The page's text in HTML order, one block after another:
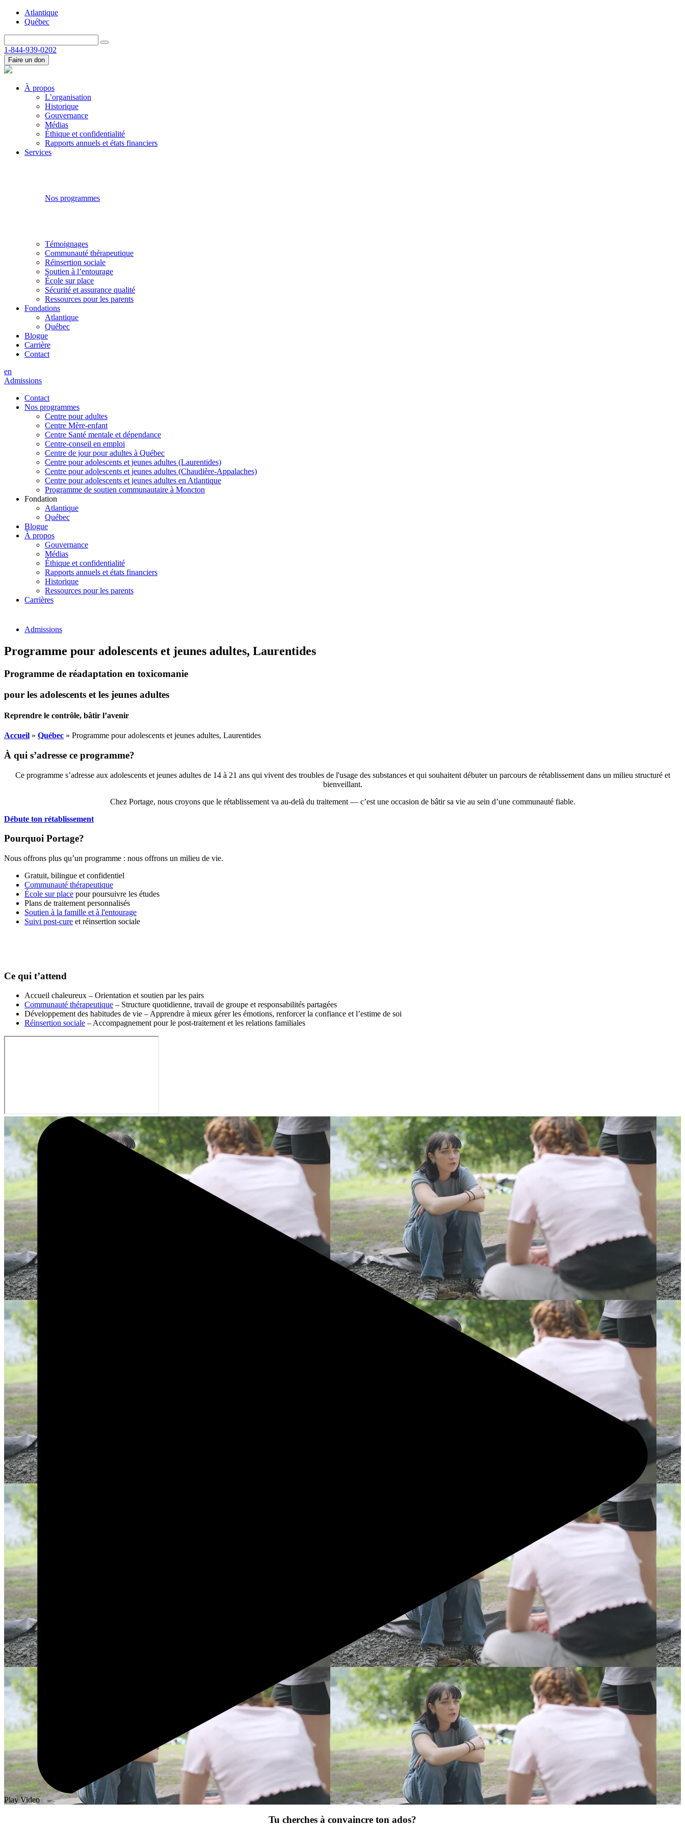
Atlantique
Québec
1-844-939-0202
Faire un don
À propos
L’organisation
Historique
Gouvernance
Médias
Éthique et confidentialité
Rapports annuels et états financiers
Services
Nos programmes
Témoignages
Communauté thérapeutique
Réinsertion sociale
Soutien à l’entourage
École sur place
Sécurité et assurance qualité
Ressources pour les parents
Fondations
Atlantique
Québec
Blogue
Carrière
Contact
en
Admissions
Contact
Nos programmes
Centre pour adultes
Centre Mère-enfant
Centre Santé mentale et dépendance
Centre-conseil en emploi
Centre de jour pour adultes à Québec
Centre pour adolescents et jeunes adultes (Laurentides)
Centre pour adolescents et jeunes adultes (Chaudière-Appalaches)
Centre pour adolescents et jeunes adultes en Atlantique
Programme de soutien communautaire à Moncton
Fondation
Atlantique
Québec
Blogue
À propos
Gouvernance
Médias
Éthique et confidentialité
Rapports annuels et états financiers
Historique
Ressources pour les parents
Carrières
Admissions
Programme pour adolescents et jeunes adultes, Laurentides
Programme de réadaptation en toxicomanie
pour les adolescents et les jeunes adultes
Reprendre le contrôle, bâtir l’avenir
Accueil » Québec » Programme pour adolescents et jeunes adultes, Laurentides
À qui s’adresse ce programme?
Ce programme s’adresse aux adolescents et jeunes adultes de 14 à 21 ansqui vivent des troubles de l'usage des substances et qui souhaitent débuter un parcours de rétablissement dans un milieu structuré et
bienveillant.
Chez Portage, nous croyons que le rétablissement va au-delà du traitement — c’est une occasion de bâtir sa vie au sein d’une communauté fiable.
Débute ton rétablissement
Pourquoi Portage?
Nous offrons plus qu’un programme : nous offrons un milieu de vie.
Gratuit, bilingue et confidentiel
Communauté thérapeutique
École sur place pour poursuivre les études
Plans de traitement personnalisés
Soutien à la famille et à l'entourage
Suivi post-cure et réinsertion sociale
Ce qui t’attend
Accueil chaleureux – Orientation et soutien par les pairs
Communauté thérapeutique – Structure quotidienne, travail de groupe et responsabilités partagées
Développement des habitudes de vie – Apprendre à mieux gérer les émotions, renforcer la confiance et l’estime de soi
Réinsertion sociale – Accompagnement pour le post-traitement et les relations familiales
Play Video
Tu cherches à convaincre ton ados?